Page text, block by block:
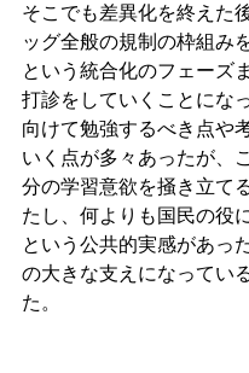
そこでも差異化を終えた
ッグ全般の規制の枠組み
という統合化のフェーズ
打診をしていくことにな
向けて勉強するべき点や
いく点が多々あったが、
分の学習意欲を掻き立て
たし、何よりも国民の役
という公共的実感があっ
の大きな支えになってい
た。